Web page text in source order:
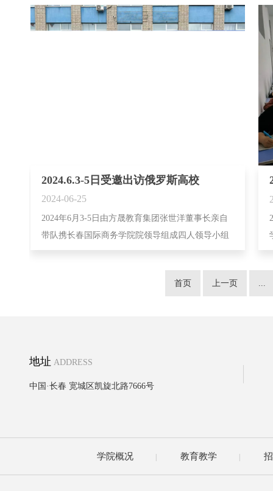
2024.6.3-5日受邀出访俄罗斯高校
2024-06-25
2024年6月3-5日由方晟教育集团张世洋董事长亲自
带队携长春国际商务学院院领导组成四人领导小组
首页 上一页 ...
地址 ADDRESS
中国·长春 宽城区凯旋北路7666号
学院概况 教育教学